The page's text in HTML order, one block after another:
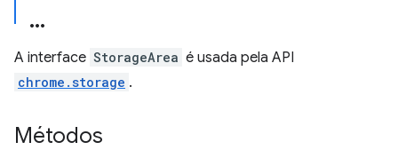
A interface StorageArea é usada pela API
chrome.storage .
Métodos